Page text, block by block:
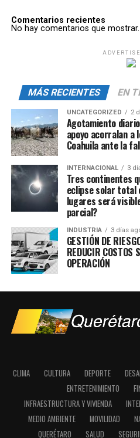
Comentarios recientes
No hay comentarios que mostrar.
MÁS RECIENTES EN
UNCATEGORIZED 2
Agotamiento
apoyo acorralan a
Coahuila ante la
INTERNACIONAL 3
Tres continentes
eclipse solar total
lugares será
parcial?
INDUSTRIA 3 días
GESTIÓN DE
REDUCIR COSTOS
OPERACIÓN
CLIMA CULTURA DEPORTE
ENTRETENIMIENTO
INFRAESTRUCTURA Y VIVIENDA
MEDIO AMBIENTE
MOVILIDAD
QUERÉTARO
SALUD